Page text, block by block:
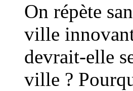
On répète
ville
devrait-elle
ville ?